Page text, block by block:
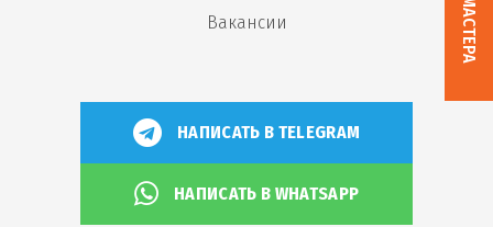
Вакансии
НАПИСАТЬ В TELEGRAM
НАПИСАТЬ В WHATSAPP